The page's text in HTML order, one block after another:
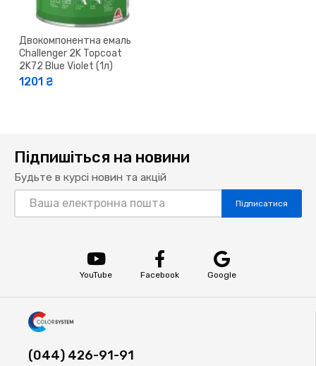
Двокомпонентна емаль
Challenger 2K Topcoat
2K72 Blue Violet (1л)
1201 ₴
Підпишіться на новини
Будьте в курсі новин та акцій
Підписатися
YouTube Facebook Google
(044) 426-91-91